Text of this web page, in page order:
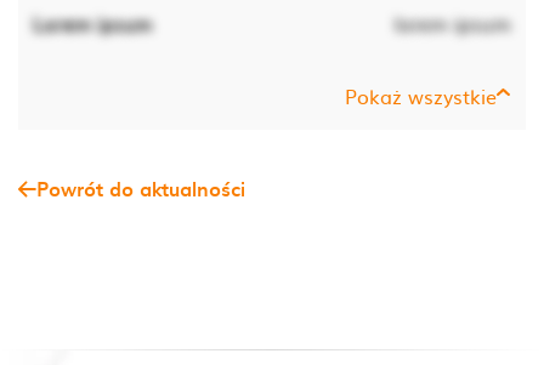
Lorem ipsum lorem ipsum
Pokaż wszystkie
Powrót do aktualności